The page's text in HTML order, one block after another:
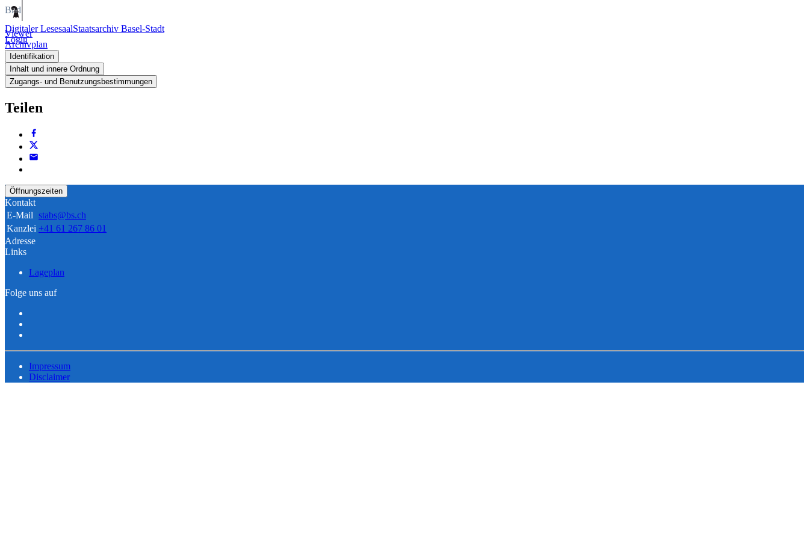
Digitaler LesesaalStaatsarchiv Basel-Stadt
Login
Bild
Viewer
Archivplan
Identifikation
Inhalt und innere Ordnung
Zugangs- und Benutzungsbestimmungen
Teilen
Öffnungszeiten
Kontakt
E-Mail stabs@bs.ch
Kanzlei +41 61 267 86 01
Adresse
Links
Lageplan
Folge uns auf
Impressum
Disclaimer